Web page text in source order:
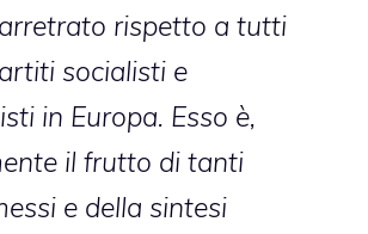
rispetto a tutti
socialisti e
in Europa. Esso è,
il frutto di tanti
e della sintesi